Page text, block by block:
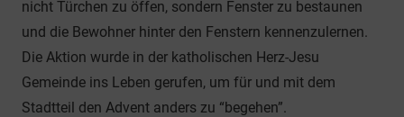
nicht Türchen zu öffen, sondern Fenster zu bestaunen
und die Bewohner hinter den Fenstern kennenzulernen.
Die Aktion wurde in der katholischen Herz-Jesu
Gemeinde ins Leben gerufen, um für und mit dem
Stadtteil den Advent anders zu “begehen”.